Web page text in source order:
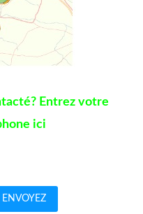
Entrez votre
ici
ENVOYEZ